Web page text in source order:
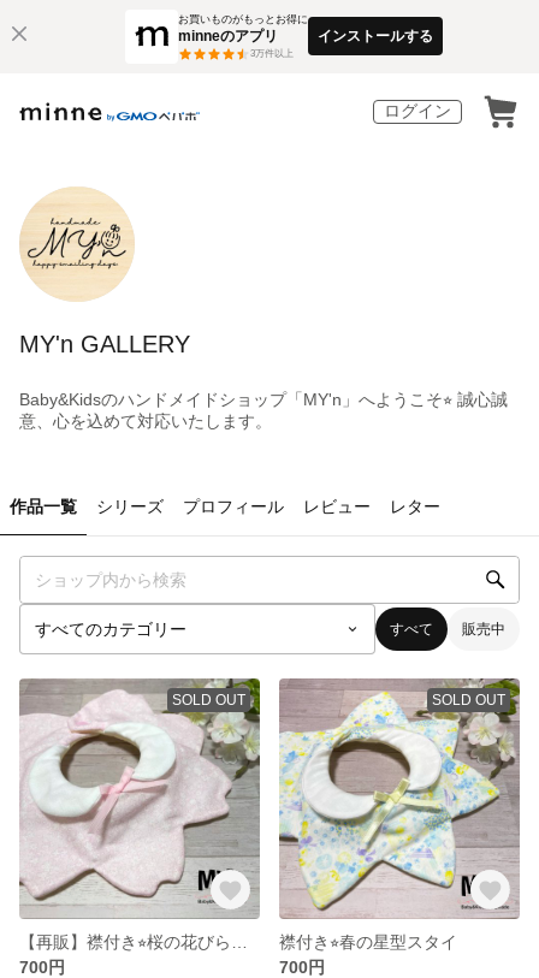
お買いものがもっとお得に
minneのアプリ
3万件以上
インストールする
ログイン
MY'n GALLERY
Baby&Kidsのハンドメイドショップ「MY'n」へようこそ⭐︎ 誠心誠
意、心を込めて対応いたします。
作品一覧 シリーズ プロフィール レビュー レター
すべて 販売中
SOLD OUT
700円
SOLD OUT
襟付き⭐︎春の星型スタイ
700円